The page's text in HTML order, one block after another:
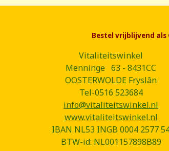
Bestel vrijblijvend als
Vitaliteitswinkel
Menninge 63 - 8431CC
OOSTERWOLDE Fryslân
Tel-0516 523684
info@vitaliteitswinkel.nl
www.vitaliteitswinkel.nl
IBAN NL53 INGB 0004 2577
BTW-id: NL001157898B89